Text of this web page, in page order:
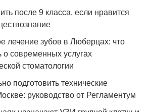
после 9 класса, если нравится
лечение зубов в Люберцах: что
о современных услугах
стоматологии
подготовить технические
руководство от Регламентум